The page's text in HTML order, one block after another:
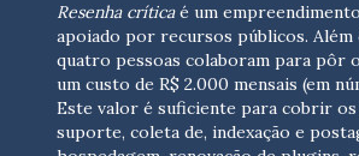
Resenha críticaé um
apoiado por recursos públicos. Além
quatro pessoas colaboram para pôr
um custo de R$ 2.000 mensais (em
Este valor é suficiente para cobrir
suporte, coleta de, indexação e